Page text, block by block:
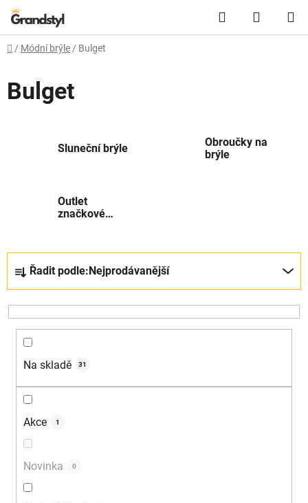
Přejít na obsah Hledat
Domů
/ Módní brýle / Bulget
Bulget
Sluneční brýle
Obroučky na
brýle
Outlet
značkové
Řazení produktů
Řadit podle: Nejprodávanější
Na skladě 31
Akce 1
Novinka 0